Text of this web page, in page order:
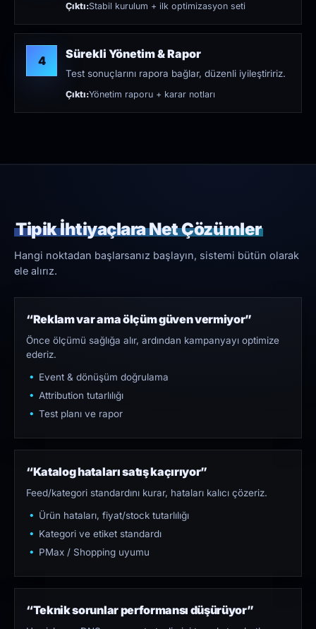
Çıktı:Stabil kurulum + ilk optimizasyon seti
4 Sürekli Yönetim & Rapor
Test sonuçlarını rapora bağlar, düzenli iyileştiririz.
Çıktı:Yönetim raporu + karar notları
Tipik İhtiyaçlara Net Çözümler
Hangi noktadan başlarsanız başlayın, sistemi bütün olarak
ele alırız.
“Reklam var ama ölçüm güven vermiyor”
Önce ölçümü sağlığa alır, ardından kampanyayı optimize
ederiz.
Event & dönüşüm doğrulama
Attribution tutarlılığı
Test planı ve rapor
“Katalog hataları satış kaçırıyor”
Feed/kategori standardını kurar, hataları kalıcı çözeriz.
Ürün hataları, fiyat/stock tutarlılığı
Kategori ve etiket standardı
PMax / Shopping uyumu
“Teknik sorunlar performansı düşürüyor”